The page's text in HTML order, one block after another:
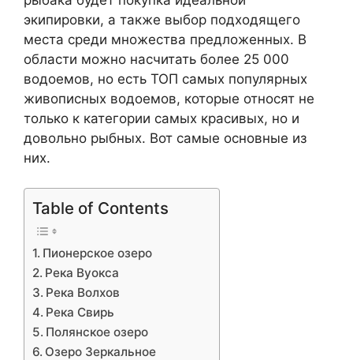
экипировки, а также выбор подходящего
места среди множества предложенных. В
области можно насчитать более 25 000
водоемов, но есть ТОП самых популярных
живописных водоемов, которые относят не
только к категории самых красивых, но и
довольно рыбных. Вот самые основные из
них.
Table of Contents
Пионерское озеро
Река Вуокса
Река Волхов
Река Свирь
Полянское озеро
Озеро Зеркальное